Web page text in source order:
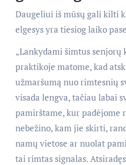
Daugeliui iš mūsų gali kilti
elgesys yra tiesiog laiko
„Lankydami šimtus senjorų
praktikoje matome, kad
užmaršumą nuo rimtesnių
visada lengva, tačiau labai
pamirštame, kur padėjome
nebežino, kam jie skirti,
namų vietose ar nuolat
tai rimtas signalas.